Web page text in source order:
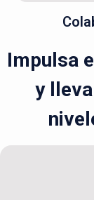
Impulsa
y